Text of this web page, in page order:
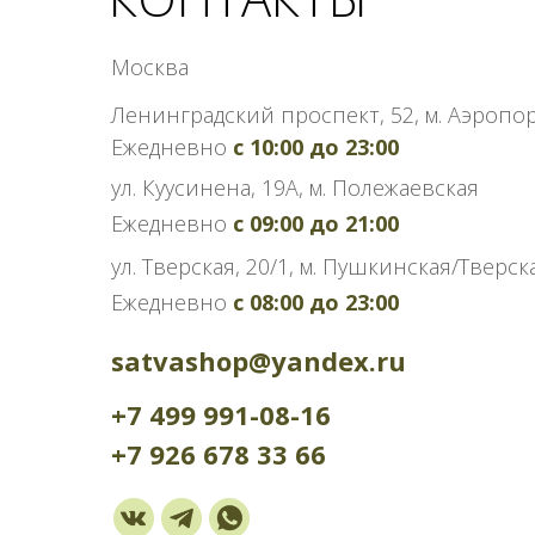
Москва
Ленинградский проспект, 52, м.
ул. Куусинена, 19А, м. Полежаевская
ул. Тверская, 20/1, м. Пушкинская/
Ежедневно с 08:00 до 23:00
Ежедневно c 10:00 до 23:00
Ежедневно с 09:00 до 21:00
+7 499 991-08-16
satvashop@yandex.ru
+7 926 678 33 66